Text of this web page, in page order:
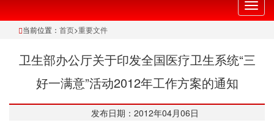
切
换
当前位置： 首页>重要文件
卫生部办公厅关于印发全国医疗卫生系统“三
好一满意”活动2012年工作方案的通知
发布日期：2012年04月06日